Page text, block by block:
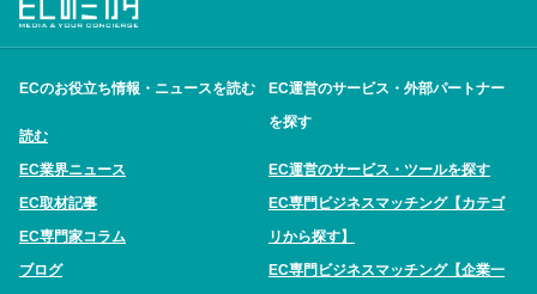
ECのお役立ち情報・ニュースを読む
読む
EC業界ニュース
EC取材記事
EC専門家コラム
ブログ
EC運営のサービス・外部パートナー
を探す
EC運営のサービス・ツールを探す
EC専門ビジネスマッチング【カテゴ
リから探す】
EC専門ビジネスマッチング【企業一